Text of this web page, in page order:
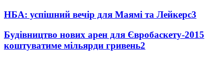
НБА: успішний вечір для Маямі та Лейкерс3
Будівництво нових арен для Євробаскету-2015
коштуватиме мільярди гривень2